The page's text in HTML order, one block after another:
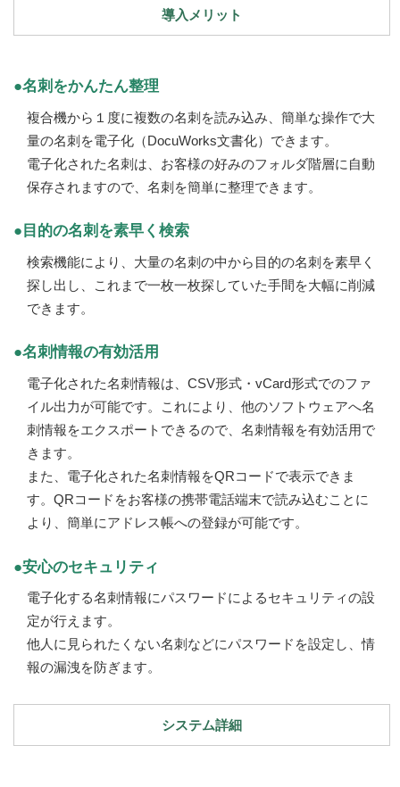
導入メリット
●名刺をかんたん整理
複合機から１度に複数の名刺を読み込み、簡単な操作で大
量の名刺を電子化（DocuWorks文書化）できます。
電子化された名刺は、お客様の好みのフォルダ階層に自動
保存されますので、名刺を簡単に整理できます。
●目的の名刺を素早く検索
検索機能により、大量の名刺の中から目的の名刺を素早く
探し出し、これまで一枚一枚探していた手間を大幅に削減
できます。
●名刺情報の有効活用
電子化された名刺情報は、CSV形式・vCard形式でのファ
イル出力が可能です。これにより、他のソフトウェアへ名
刺情報をエクスポートできるので、名刺情報を有効活用で
きます。
また、電子化された名刺情報をQRコードで表示できま
す。QRコードをお客様の携帯電話端末で読み込むことに
より、簡単にアドレス帳への登録が可能です。
●安心のセキュリティ
電子化する名刺情報にパスワードによるセキュリティの設
定が行えます。
他人に見られたくない名刺などにパスワードを設定し、情
報の漏洩を防ぎます。
システム詳細